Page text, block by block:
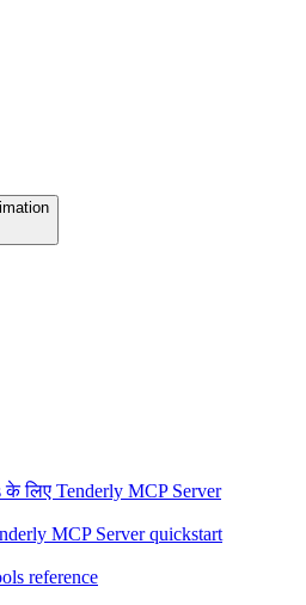
लिए Tenderly MCP Server
MCP Server quickstart
reference